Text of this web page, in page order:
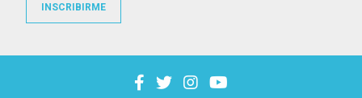
INSCRIBIRME